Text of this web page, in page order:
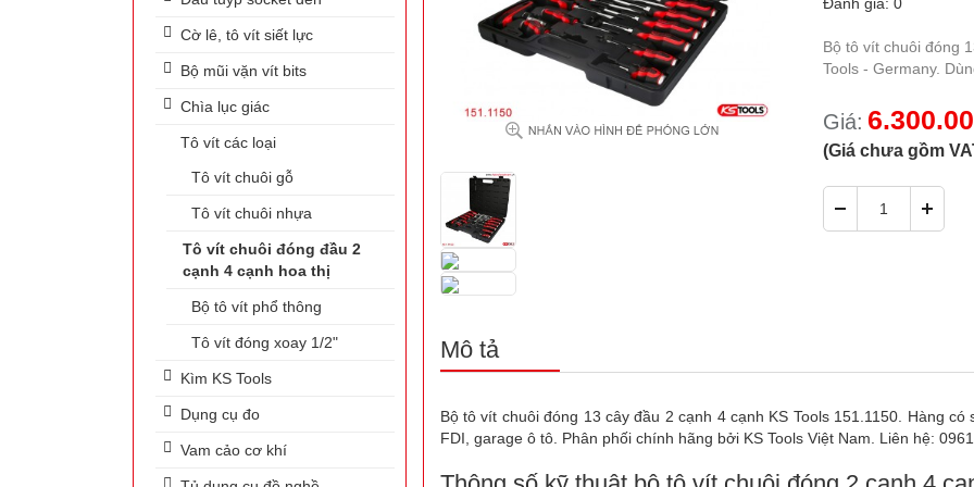
Cờ lê, tô vít siết lực
Bộ mũi vặn vít bits
Chìa lục giác
Tô vít các loại
Tô vít chuôi gỗ
Tô vít chuôi nhựa
Tô vít chuôi đóng đầu 2
cạnh 4 cạnh hoa thị
Bộ tô vít phổ thông
Tô vít đóng xoay 1/2"
Kìm KS Tools
Dụng cụ đo
Vam cảo cơ khí
Bộ tô vít chuôi đóng
Tools - Germany.
Giá:
(Giá chưa gồm
Mô tả
Bộ tô vít chuôi đóng 13 cây đầu 2 cạnh 4 cạnh KS Tools 151.1150. Hàng
FDI, garage ô tô. Phân phối chính hãng bởi KS Tools Việt Nam. Liên hệ: